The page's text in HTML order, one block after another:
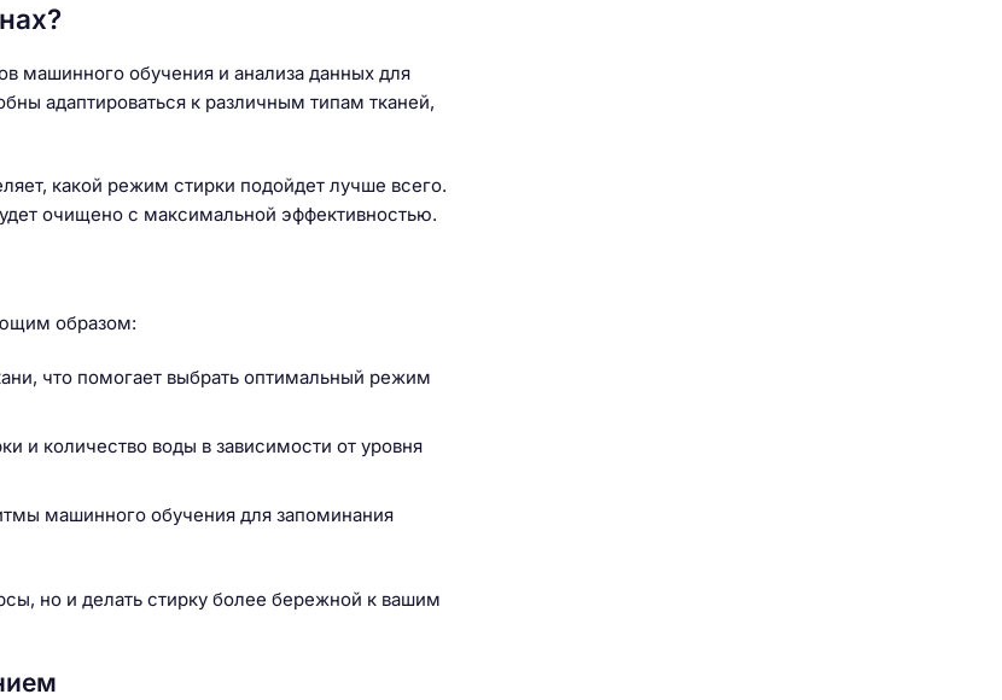
машинного обучения и анализа данных для
адаптироваться к различным типам тканей,
какой режим стирки подойдет лучше всего.
очищено с максимальной эффективностью.
образом:
что помогает выбрать оптимальный режим
и количество воды в зависимости от уровня
машинного обучения для запоминания
но и делать стирку более бережной к вашим